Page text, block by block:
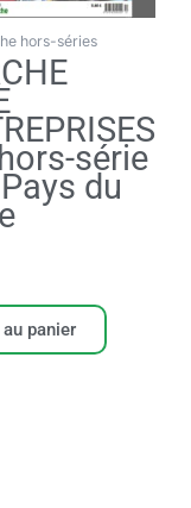
hors-séries
série
du
panier